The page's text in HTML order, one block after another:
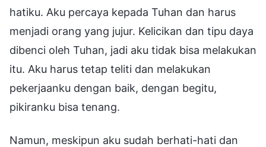
hatiku. Aku percaya kepada Tuhan dan harus
menjadi orang yang jujur. Kelicikan dan tipu daya
dibenci oleh Tuhan, jadi aku tidak bisa melakukan
itu. Aku harus tetap teliti dan melakukan
pekerjaanku dengan baik, dengan begitu,
pikiranku bisa tenang.
Namun, meskipun aku sudah berhati-hati dan